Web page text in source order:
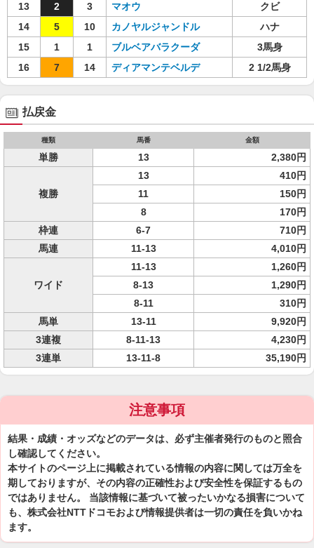
13
2 3 マオウ
クビ
14
5 10 カノヤルジャンドル
ハナ
15
1 1 ブルベアバラクーダ
3馬身
16
7 14 ディアマンテベルデ 2 1/2馬身
払戻金
種類 馬番 金額
単勝 13 2,380円
複勝
13
410円
11
150円
8
170円
枠連
6-7
710円
馬連
11-13 4,010円
ワイド
11-13
1,260円
8-13
1,290円
8-11
310円
馬単
13-11
9,920円
3連複
8-11-13
4,230円
3連単
13-11-8 35,190円
注意事項
結果・成績・オッズなどのデータは、必ず主催者発行のものと照合
し確認してください。
本サイトのページ上に掲載されている情報の内容に関しては万全を
期しておりますが、その内容の正確性および安全性を保証するもの
ではありません。 当該情報に基づいて被ったいかなる損害について
も、株式会社NTTドコモおよび情報提供者は一切の責任を負いかね
ます。